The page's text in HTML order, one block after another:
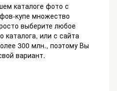
каталоге фото с
купе множество
выберите любое
каталога, или с сайта
300 млн., поэтому Вы
вариант.